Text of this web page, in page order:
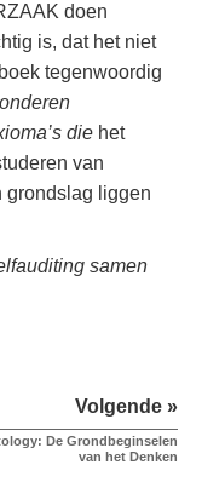
doen
is, dat het niet
tegenwoordig
die het
van
grondslag liggen
samen
Volgende »
De Grondbeginselen
van het Denken